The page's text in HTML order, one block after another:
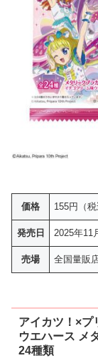
価格 155円（税
発売日 2025年11
売場 全国量販
アイカツ！×プ
ウエハース メ
24種類